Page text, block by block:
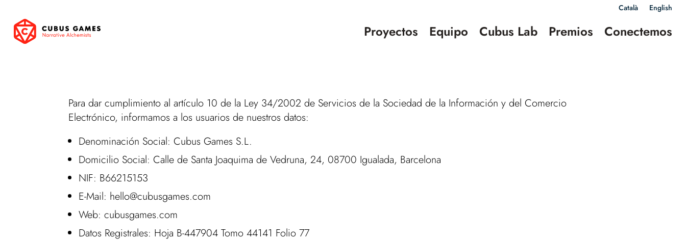
Català English
Proyectos Equipo Cubus Lab Premios Conectemos
Para dar cumplimiento al artículo 10 de la Ley 34/2002 de Servicios de la Sociedad de la Información y del Comercio
Electrónico, informamos a los usuarios de nuestros datos:
Denominación Social: Cubus Games S.L.
Domicilio Social: Calle de Santa Joaquima de Vedruna, 24, 08700 Igualada, Barcelona
NIF: B66215153
E-Mail: hello@cubusgames.com
Web: cubusgames.com
Datos Registrales: Hoja B-447904 Tomo 44141 Folio 77